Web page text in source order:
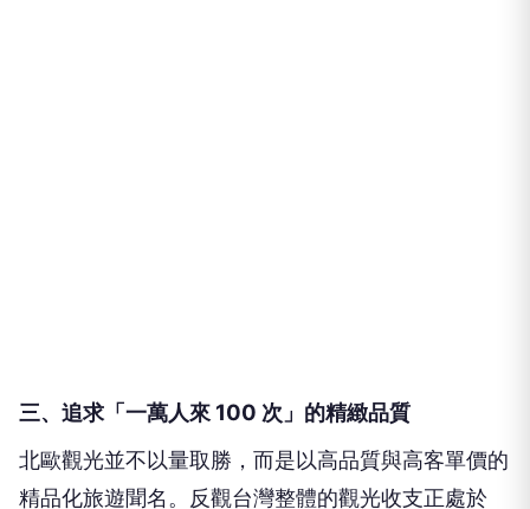
三、追求「一萬人來 100 次」的精緻品質
北歐觀光並不以量取勝，而是以高品質與高客單價的
精品化旅遊聞名。反觀台灣整體的觀光收支正處於